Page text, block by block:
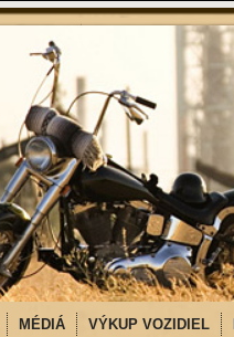
MÉDIÁ VÝKUP VOZIDIEL